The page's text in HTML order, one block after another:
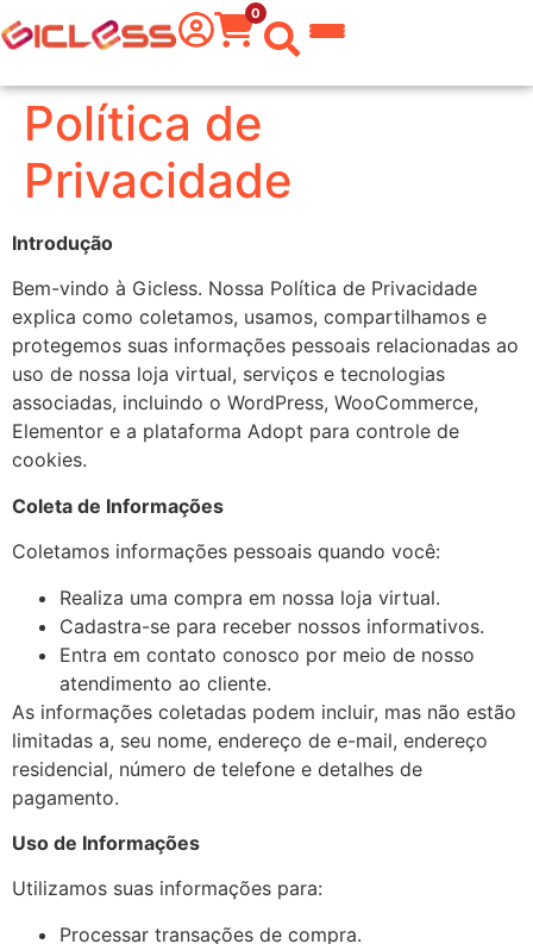
0
Política de
Privacidade
Introdução
Bem-vindo à Gicless. Nossa Política de Privacidade
explica como coletamos, usamos, compartilhamos e
protegemos suas informações pessoais relacionadas ao
uso de nossa loja virtual, serviços e tecnologias
associadas, incluindo o WordPress, WooCommerce,
Elementor e a plataforma Adopt para controle de
cookies.
Coleta de Informações
Coletamos informações pessoais quando você:
Realiza uma compra em nossa loja virtual.
Cadastra-se para receber nossos informativos.
Entra em contato conosco por meio de nosso
atendimento ao cliente.
As informações coletadas podem incluir, mas não estão
limitadas a, seu nome, endereço de e-mail, endereço
residencial, número de telefone e detalhes de
pagamento.
Uso de Informações
Utilizamos suas informações para:
Processar transações de compra.